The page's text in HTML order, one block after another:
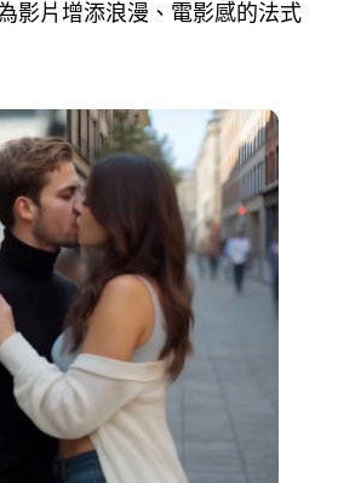
影片增添浪漫、電影感的法式